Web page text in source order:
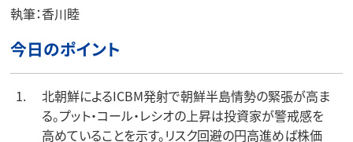
執筆：香川睦
今日のポイント
北朝鮮によるICBM発射で朝鮮半島情勢の緊張が高ま
る。プット・コール・レシオの上昇は投資家が警戒感を
高めていることを示す。リスク回避の円高進めば株価